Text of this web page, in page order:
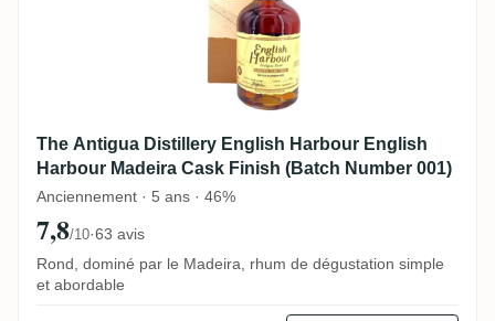
The Antigua Distillery English Harbour English
Harbour Madeira Cask Finish (Batch Number 001)
Anciennement · 5 ans · 46%
7,8/10·63 avis
Rond, dominé par le Madeira, rhum de dégustation simple
et abordable